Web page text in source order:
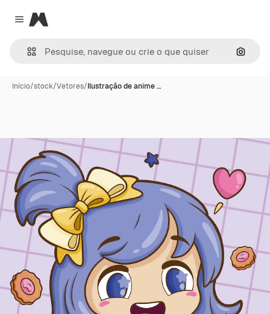
Close menu
Magnific
Início/stock/Vetores/Ilustração de anime …